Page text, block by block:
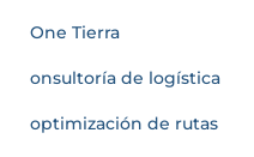
One Tierra
onsultoría de logística
optimización de rutas